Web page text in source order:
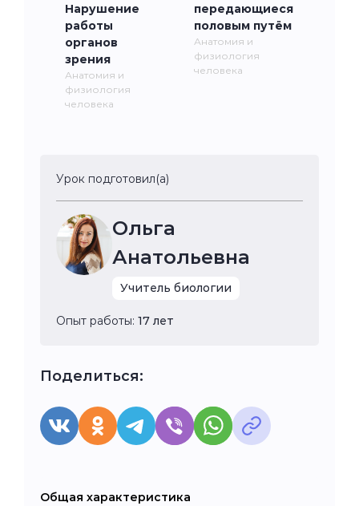
Нарушение
работы
органов
зрения
Анатомия и
физиология
человека
передающиеся
половым путём
Анатомия и
физиология
человека
Урок подготовил(а)
Ольга
Анатольевна
Учитель биологии
Опыт работы: 17 лет
Поделиться:
Общая характеристика